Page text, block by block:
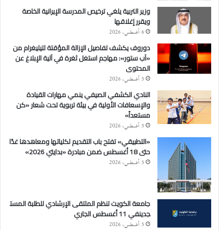
وزير التربية يلغي ترخيص المدرسة الإيرانية الخاصة
ويقرر إغلاقها
6 أغسطس، 2026
دوروف يكشف تفاصيل الإزالة المؤقتة لتيليغرام من
«آب ستور»: مهاجم استغل ثغرة في آلية الإبلاغ عن
المحتوى
5 أغسطس، 2026
النادي الكشفي الصيفي ينمي مهارات القيادة
والإسعافات الأولية في بيئة تربوية تحت شعار «كن
مستعداً»
5 أغسطس، 2026
«التطبيقي» تفتح باب التقديم لكلياتها ومعاهدها غدًا
حتى 18 أغسطس ضمن مبادرة «بدايتي 2026»
5 أغسطس، 2026
جامعة الكويت تنظم الملتقى الإرشادي للطلبة المست
جدينفي 11 أغسطس الجاري
5 أغسطس، 2026